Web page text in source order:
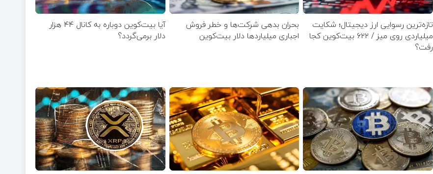
تازه‌ترین رسوایی ارز دیجیتال؛ شکایت
میلیاردی روی میز / ۶۲۲ بیت‌کوین کجا
رفت؟
بحران بدهی شرکت‌ها و خطر فروش
اجباری میلیاردها دلار بیت‌کوین
آیا بیت‌کوین دوباره به کانال ۴۴ هزار
دلار برمی‌گردد؟